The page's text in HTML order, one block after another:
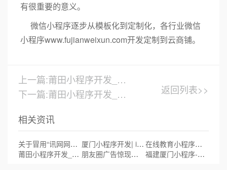
有很重要的意义。
微信小程序逐步从模板化到定制化，各行业微信
小程序www.fujianweixun.com开发定制到云商铺。
上一篇:莆田小程序开发_商户怎么使用门店小程序
下一篇:莆田小程序开发_酒吧小程序引流实现转型
返回列表>>
相关资讯
关于冒用“讯网网络”销售手机定位产品进行诈骗的严正声明 厦门小程序开发| ipad微信也能使用小程序
在线教育小程序怎么做？厦门教育小程序开发
莆田小程序开发_莆田小程序开发平台
朋友圈广告惊现小程序!成为小程序新入口 福建厦门小程序-小程序关键词搜索策略